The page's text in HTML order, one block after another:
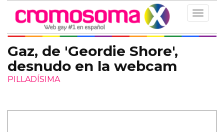
Toggle
Gaz, de 'Geordie Shore',
desnudo en la webcam
PILLADÍSIMA